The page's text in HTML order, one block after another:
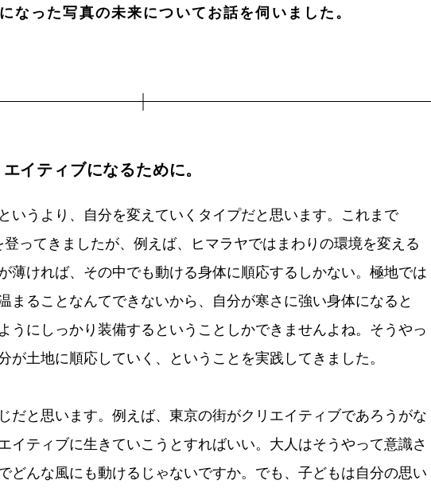
なった写真の未来についてお話を伺いました。
イティブになるために。
いうより、自分を変えていくタイプだと思います。これまで
ってきましたが、例えば、ヒマラヤではまわりの環境を変える
薄ければ、その中でも動ける身体に順応するしかない。極地では
まることなんてできないから、自分が寒さに強い身体になると
うにしっかり装備するということしかできませんよね。そうやっ
が土地に順応していく、ということを実践してきました。
だと思います。例えば、東京の街がクリエイティブであろうがな
イティブに生きていこうとすればいい。大人はそうやって意識さ
どんな風にも動けるじゃないですか。でも、子どもは自分の思い